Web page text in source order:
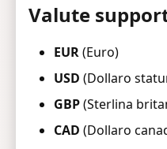
Valute
EUR(Euro)
USD (Dollaro
GBP(Sterlina
CAD (Dollaro